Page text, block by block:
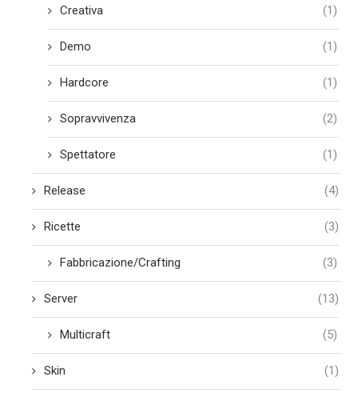
Creativa (1)
Demo (1)
Hardcore (1)
Sopravvivenza (2)
Spettatore (1)
Release (4)
Ricette (3)
Fabbricazione/Crafting (3)
Server (13)
Multicraft (5)
Skin (1)